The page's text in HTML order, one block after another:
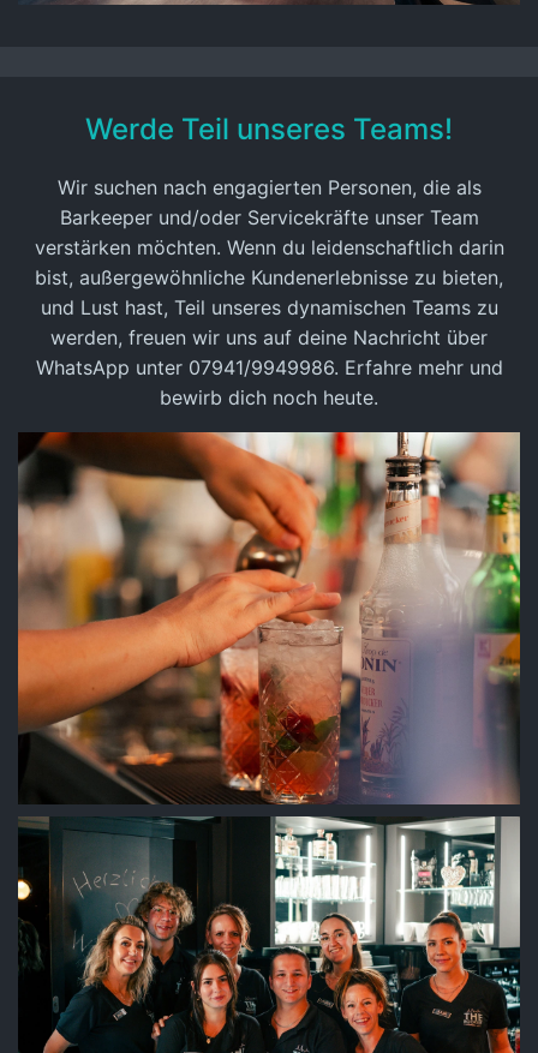
Werde Teil unseres Teams!
Wir suchen nach engagierten Personen, die als
Barkeeper und/oder Servicekräfte unser Team
verstärken möchten. Wenn du leidenschaftlich darin
bist, außergewöhnliche Kundenerlebnisse zu bieten,
und Lust hast, Teil unseres dynamischen Teams zu
werden, freuen wir uns auf deine Nachricht über
WhatsApp unter 07941/9949986. Erfahre mehr und
bewirb dich noch heute.